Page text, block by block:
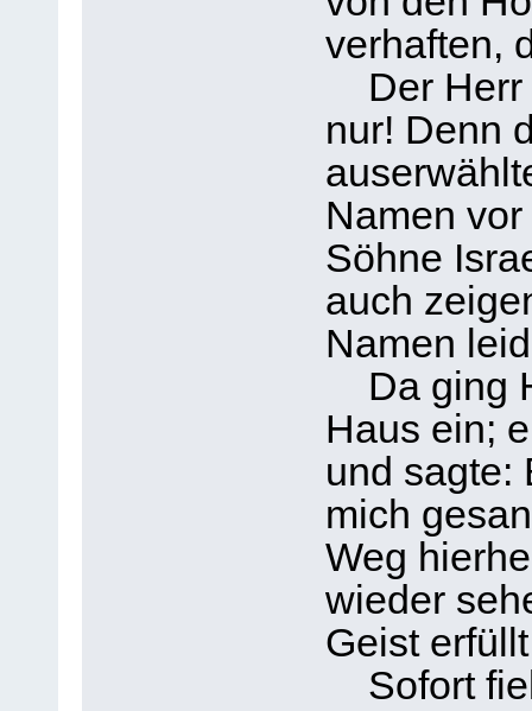
verhaften,
Der Herr
nur! Denn
Namen
Söhne
auch
Namen
Da ging
Haus ein;
und sagte:
mich
Weg
wieder
Geist
Sofort